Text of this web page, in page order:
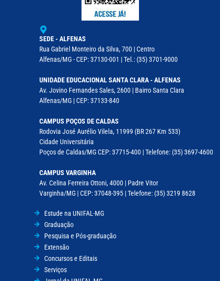
SEDE - ALFENAS
Rua Gabriel Monteiro da Silva, 700 | Centro
Alfenas/MG - CEP: 37130-001 | Tel.: (35) 3701-9000
UNIDADE EDUCACIONAL SANTA CLARA - ALFENAS
Av. Jovino Fernandes Sales, 2600 | Bairro Santa Clara
Alfenas/MG | CEP: 37133-840
CAMPUS POÇOS DE CALDAS
Rodovia José Aurélio Vilela, 11999 (BR 267 Km 533)
Cidade Universitária
Poços de Caldas/MG CEP: 37715-400 | Telefone: (35) 3697-4600
CAMPUS VARGINHA
Av. Celina Ferreira Ottoni, 4000 | Padre Vitor
Varginha/MG | CEP: 37048-395 | Telefone: (35) 3219 8628
Estude na UNIFAL-MG
Graduação
Pesquisa e Pós-graduação
Extensão
Concursos e Editais
Serviços